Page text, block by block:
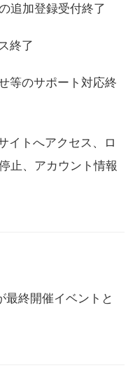
追加登録受付終了
終了
等のサポート対応終
イトへアクセス、ロ
止、アカウント情報
最終開催イベントと